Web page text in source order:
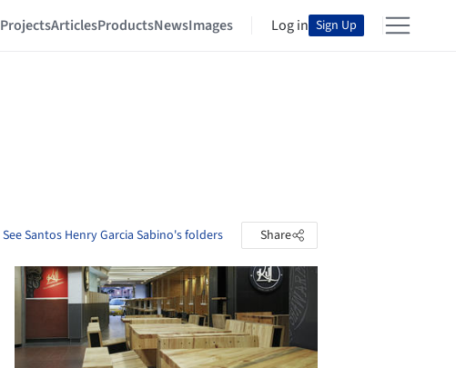
ProjectsArticlesProductsNewsImages Log in Sign Up
See Santos Henry Garcia Sabino's folders Share